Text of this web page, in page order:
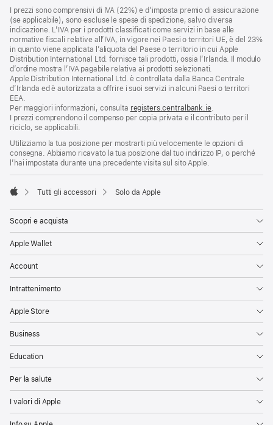
di
pagina
a
piè
di
pagina
I prezzi sono comprensivi di IVA (22%) e d’imposta premio di assicurazione
(se applicabile), sono escluse le spese di spedizione, salvo diversa
indicazione. L’IVA per i prodotti classificati come servizi in base alle
normative fiscali relative all’IVA, in vigore nei Paesi o territori UE, è del 23%
in quanto viene applicata l’aliquota del Paese o territorio in cui Apple
Distribution International Ltd. fornisce tali prodotti, ossia l’Irlanda. Il modulo
d’ordine mostra l’IVA pagabile relativa ai prodotti selezionati.
Apple Distribution International Ltd. è controllata dalla Banca Centrale
d’Irlanda ed è autorizzata a offrire i suoi servizi in alcuni Paesi o territori
EEA.
Per maggiori informazioni, consulta registers.centralbank.ie.
I prezzi comprendono il compenso per copia privata e il contributo per il
riciclo, se applicabili.
Utilizziamo la tua posizione per mostrarti più velocemente le opzioni di
consegna. Abbiamo ricavato la tua posizione dal tuo indirizzo IP, o perché
l’hai impostata durante una precedente visita sul sito Apple.
Tutti gli accessori Solo da Apple
Scopri e acquista
Apple Wallet
Account
Intrattenimento
Apple Store
Business
Education
Per la salute
I valori di Apple